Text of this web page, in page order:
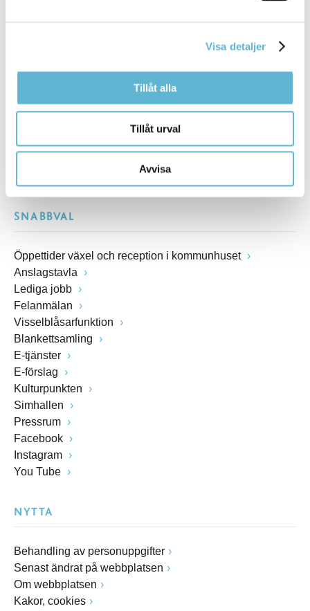
Visa detaljer
Tillåt alla
Tillåt urval
Avvisa
kommunstyrelsen@bromolla.se
www.bromolla.se
Växel: 0456-82 20 00
SNABBVAL
Öppettider växel och reception i kommunhuset
Anslagstavla
Lediga jobb
Felanmälan
Visselblåsarfunktion
Blankettsamling
E-tjänster
E-förslag
Kulturpunkten
Simhallen
Pressrum
Facebook
Instagram
You Tube
NYTTA
Behandling av personuppgifter
Senast ändrat på webbplatsen
Om webbplatsen
Kakor, cookies